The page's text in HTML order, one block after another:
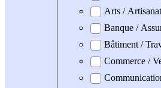
Arts /
Banque /
Bâtiment /
Commerce /